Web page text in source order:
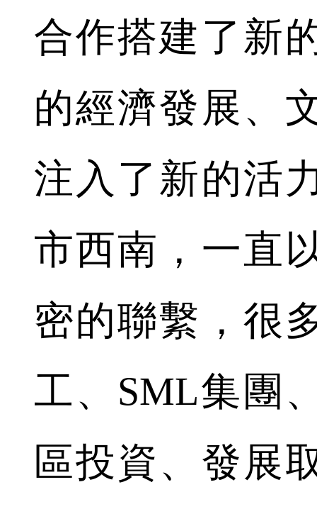
合作搭建了新
的經濟發展、
注入了新的活
市西南，一直
密的聯繫，很
工、SML集團
區投資、發展